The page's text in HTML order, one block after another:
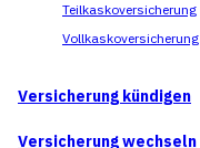
Teilkaskoversicherung
Vollkaskoversicherung
Versicherung kündigen
Versicherung wechseln